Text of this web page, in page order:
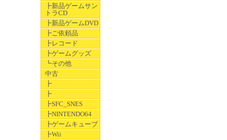
┣新品ゲームサン
トラCD
┣新品ゲームDVD
┣ご依頼品
┣レコード
┣ゲームグッズ
┗その他
中古
┣
┣
┣SFC_SNES
┣NINTENDO64
┣ゲームキューブ
┣Wii